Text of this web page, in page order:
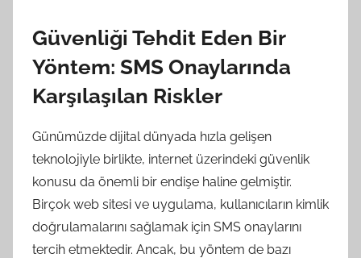
Güvenliği Tehdit Eden Bir
Yöntem: SMS Onaylarında
Karşılaşılan Riskler
Günümüzde dijital dünyada hızla gelişen
teknolojiyle birlikte, internet üzerindeki güvenlik
konusu da önemli bir endişe haline gelmiştir.
Birçok web sitesi ve uygulama, kullanıcıların kimlik
doğrulamalarını sağlamak için SMS onaylarını
tercih etmektedir. Ancak, bu yöntem de bazı